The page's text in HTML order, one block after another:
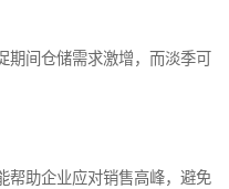
间仓储需求激增，而淡季可
帮助企业应对销售高峰，避免